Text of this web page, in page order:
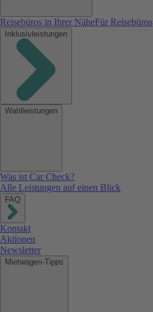
Reisebüros in Ihrer NäheFür Reisebüros
Inklusivleistungen
Wahlleistungen
Was ist Car Check?
Alle Leistungen auf einen Blick
FAQ
Kontakt
Aktionen
Newsletter
Mietwagen-Tipps